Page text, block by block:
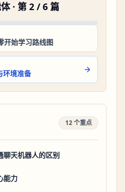
· 第 2 /6 篇
开始学习路线图
环境准备
12 个重点
天机器人的区别
能力